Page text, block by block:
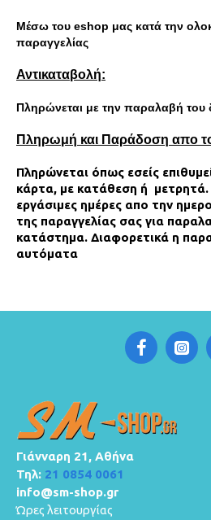
Μέσω του eshop μας κατά την
παραγγελίας
Αντικαταβoλή:
Πληρώνεται με την παραλαβή του
Πληρωμή και Παράδοση απο
Πληρώνεται όπως εσείς
κάρτα, με κατάθεση ή μετρητά.
εργάσιμες ημέρες απο την
της παραγγελίας σας για
κατάστημα. Διαφορετικά η
αυτόματα
Γιάνναρη 21, Αθήνα
Τηλ: 21 0854 0061
info@sm-shop.gr
Ώρες λειτουργίας